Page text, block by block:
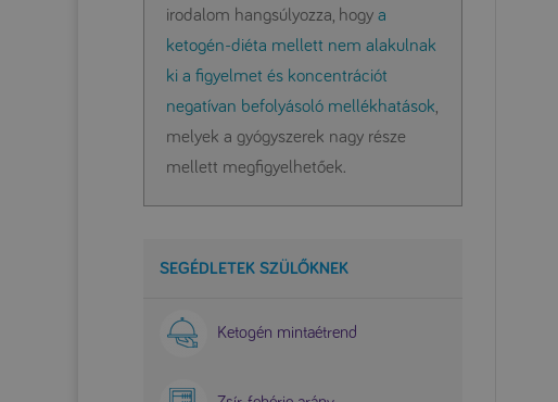
irodalom hangsúlyozza, hogy a
ketogén-diéta mellett nem alakulnak
ki a figyelmet és koncentrációt
negatívan befolyásoló mellékhatások,
melyek a gyógyszerek nagy része
mellett megfigyelhetőek.
SEGÉDLETEK SZÜLŐKNEK
Ketogén mintaétrend